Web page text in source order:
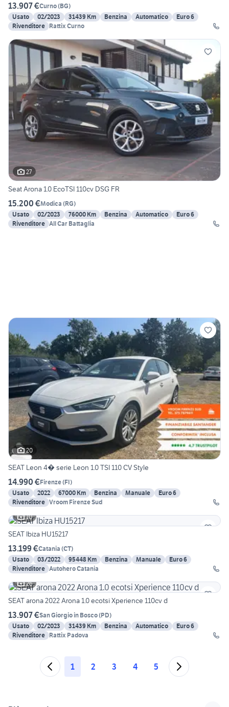
13.907 €Curno(BG)
Usato
02/2023 31439 Km Benzina Automatico
Euro 6
Rivenditore Rattix Curno
27
Seat Arona 1.0 EcoTSI 110cv DSG FR
15.200 €Modica (RG)
Usato
02/2023 76000 Km Benzina Automatico
Euro 6
Rivenditore All Car Battaglia
20
SEAT Leon 4� serie Leon 1.0 TSI 110 CV Style
14.990 €Firenze(FI)
Usato
2022 67000 Km Benzina Manuale
Euro 6
Rivenditore Vroom Firenze Sud
10
SEAT Ibiza HU15217
13.199 €Catania (CT)
Usato
03/2022 95448 Km Benzina Manuale
Euro 6
Rivenditore Autohero Catania
26
SEAT arona 2022 Arona 1.0 ecotsi Xperience 110cv d
13.907 €San Giorgio in Bosco(PD)
Usato
02/2023 31439 Km Benzina Automatico
Euro 6
Rivenditore Rattix Padova
1 2 3 4 5